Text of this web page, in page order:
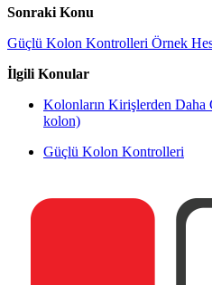
Sonraki Konu
Güçlü Kolon Kontrolleri Örnek
İlgili Konular
Kolonların Kirişlerden Daha
kolon)
Güçlü Kolon Kontrolleri